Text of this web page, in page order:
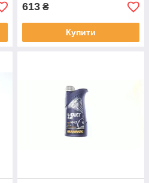
613 ₴
Купити